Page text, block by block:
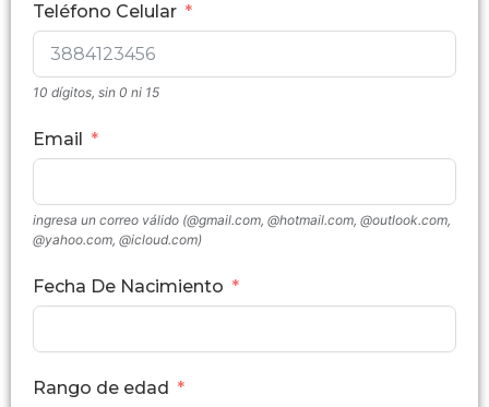
Teléfono Celular
10 dígitos, sin 0 ni 15
Email
ingresa un correo válido (@gmail.com, @hotmail.com, @outlook.com,
@yahoo.com, @icloud.com)
Fecha De Nacimiento
Rango de edad